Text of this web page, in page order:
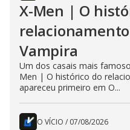
X-Men | O
Vampira
Um dos casais mais
Men | O histórico do
apareceu primeiro em O...
O VÍCIO / 07/08/2026